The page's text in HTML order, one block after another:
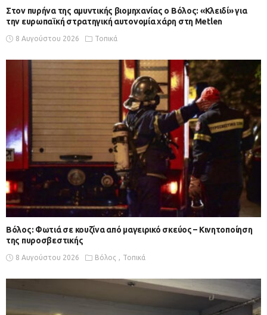
Στον πυρήνα της αμυντικής βιομηχανίας ο Βόλος: «Κλειδί» για
την ευρωπαϊκή στρατηγική αυτονομία χάρη στη Metlen
8 Αυγούστου 2026 Τοπικά
Βόλος: Φωτιά σε κουζίνα από μαγειρικό σκεύος – Κινητοποίηση
της πυροσβεστικής
8 Αυγούστου 2026 Βόλος Τοπικά